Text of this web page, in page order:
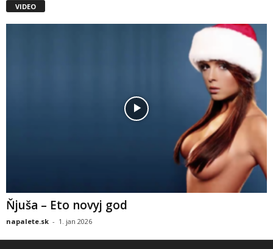
VIDEO
Ňjuša – Eto novyj god
napalete.sk - 1. jan 2026